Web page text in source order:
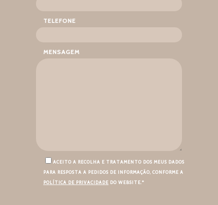
TELEFONE
MENSAGEM
ACEITO A RECOLHA E TRATAMENTO DOS MEUS DADOS
PARA RESPOSTA A PEDIDOS DE INFORMAÇÃO, CONFORME A
POLÍTICA DE PRIVACIDADE DO WEBSITE.*